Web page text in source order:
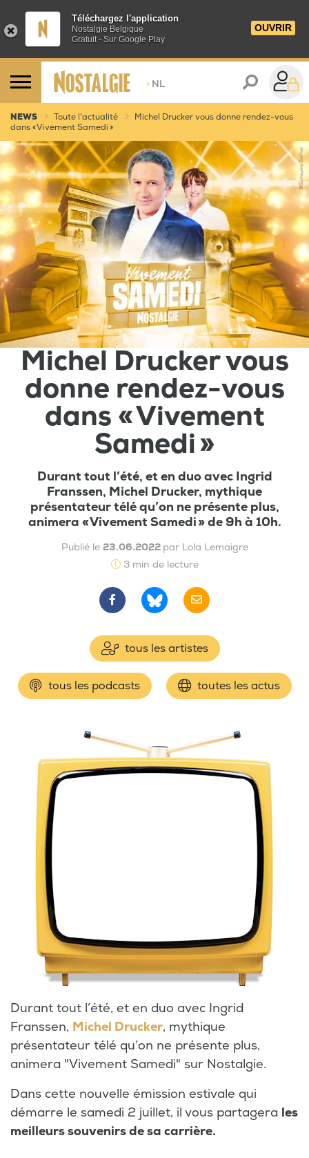
Téléchargez l'application
Nostalgie Belgique
Gratuit - Sur Google Play
OUVRIR
> NL
NEWS Toute l'actualité
Michel Drucker vous donne rendez-vous
dans « Vivement Samedi »
Michel Drucker vous
donne rendez-vous
dans « Vivement
Samedi »
Durant tout l’été, et en duo avec Ingrid
Franssen, Michel Drucker, mythique
présentateur télé qu’on ne présente plus,
animera « Vivement Samedi » de 9h à 10h.
Publié le 23.06.2022 par Lola Lemaigre
3 min de lecture
tous les artistes
tous les podcasts toutes les actus
Durant tout l’été, et en duo avec Ingrid
Franssen, Michel Drucker, mythique
présentateur télé qu’on ne présente plus,
animera "Vivement Samedi" sur Nostalgie.
Dans cette nouvelle émission estivale qui
démarre le samedi 2 juillet, il vous partagera les
meilleurs souvenirs de sa carrière.